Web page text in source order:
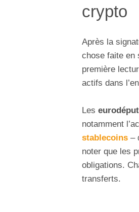
crypto
Après la
chose faite en
première
actifs dans
Les
notamment
stablecoins –
noter que les
obligations.
transferts.